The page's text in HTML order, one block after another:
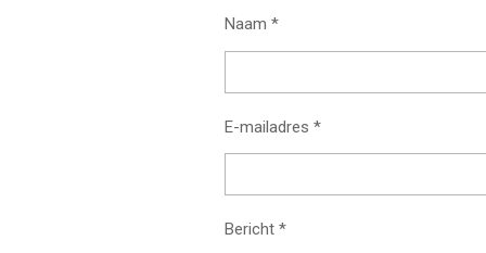
Naam *
E-mailadres *
Bericht *